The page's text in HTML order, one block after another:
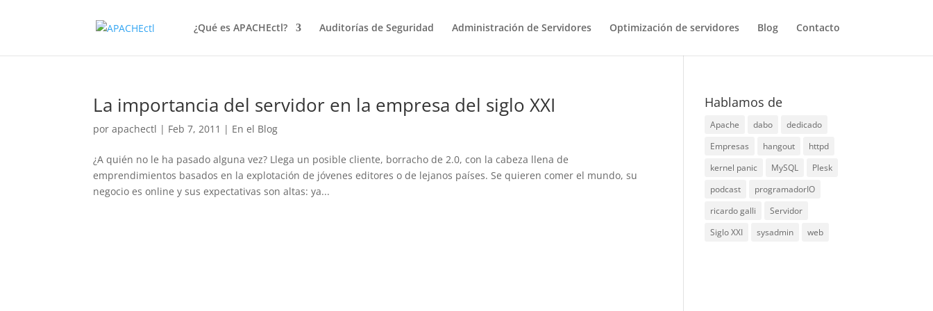
¿Qué es APACHEctl? Auditorías de Seguridad Administración de Servidores Optimización de servidores Blog Contacto
La importancia del servidor en la empresa del siglo XXI
porapachectl | Feb 7, 2011 | En el Blog
¿A quién no le ha pasado alguna vez? Llega un posible cliente, borracho de 2.0, con la cabeza llena de
emprendimientos basados en la explotación de jóvenes editores o de lejanos países. Se quieren comer el mundo, su
negocio es online y sus expectativas son altas: ya...
Hablamos de
Apache dabo
dedicado
Empresas
hangout
httpd
kernel panic
MySQL
Plesk
podcast
programadorIO
ricardo galli
Servidor
Siglo XXI
sysadmin web